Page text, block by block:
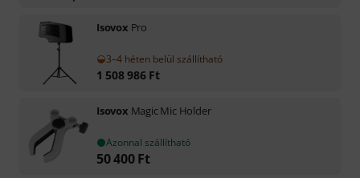
Isovox Pro
3–4 héten belül szállítható
1 508 986 Ft
Isovox Magic Mic Holder
Azonnal szállítható
50 400 Ft